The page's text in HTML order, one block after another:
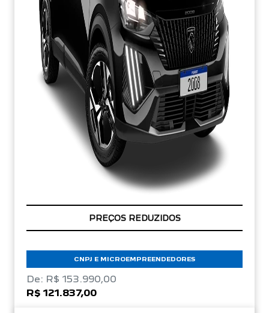
CONDIÇÃO IMPERDÍVEL
CNPJ E MICROEMPREENDEDORES
De: R$ 153.990,00
R$ 121.837,00